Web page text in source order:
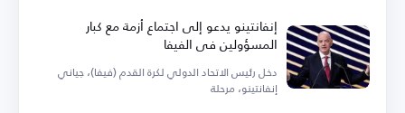
إنفانتينو يدعو إلى اجتماع أزمة مع كبار
المسؤولين في الفيفا
دخل رئيس الاتحاد الدولي لكرة القدم (فيفا)، جياني
إنفانتينو، مرحلة